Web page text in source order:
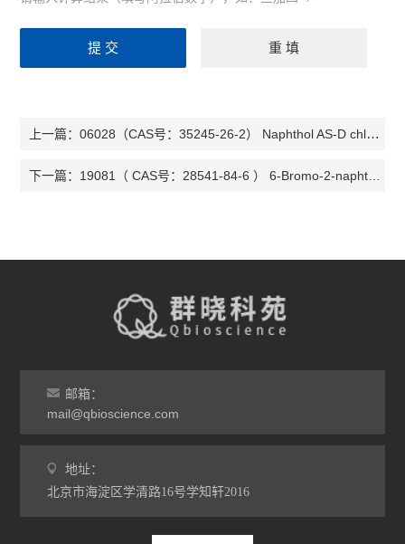
上一篇：06028（CAS号：35245-26-2） Naphthol AS-D chloroacetate萘基类底物
下一篇： 19081（ CAS号：28541-84-6 ） 6-Bromo-2-naphthyl α-D-mannopy
邮箱：
mail@qbioscience.com
地址：
北京市海淀区学清路16号学知轩2016